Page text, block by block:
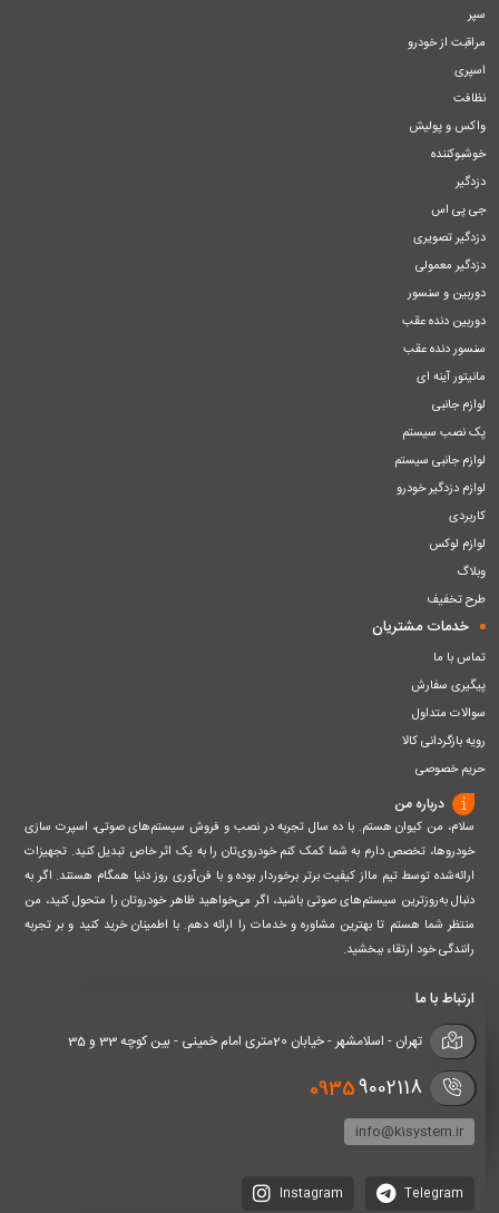
سپر
مراقبت از خودرو
اسپری
نظافت
واکس و پولیش
خوشبوکننده
دزدگیر
جی پی اس
دزدگیر تصویری
دزدگیر معمولی
دوربین و سنسور
دوربین دنده عقب
سنسور دنده عقب
مانیتور آینه ای
لوازم جانبی
پک نصب سیستم
لوازم جانبی سیستم
لوازم دزدگیر خودرو
کاربردی
لوازم لوکس
وبلاگ
طرح تخفیف
خدمات مشتریان
تماس با ما
پیگیری سفارش
سوالات متداول
رویه بازگردانی کالا
حریم خصوصی
درباره من
سلام، من کیوان هستم. با ده سال تجربه در نصب و فروش سیستم‌های صوتی، اسپرت سازی
خودروها، تخصص دارم به شما کمک کنم خودروی‌تان را به یک اثر خاص تبدیل کنید. تجهیزات
ارائه‌شده توسط تیم مااز کیفیت برتر برخوردار بوده و با فن‌آوری روز دنیا همگام هستند. اگر به
دنبال به‌روزترین سیستم‌های صوتی باشید، اگر می‌خواهید ظاهر خودروتان را متحول کنید، من
منتظر شما هستم تا بهترین مشاوره و خدمات را ارائه دهم. با اطمینان خرید کنید و بر تجربه
رانندگی خود ارتقاء ببخشید.
ارتباط با ما
تهران - اسلامشهر - خیابان 20متری امام خمینی - بین کوچه 33 و 35
09359002118
info@k1system.ir
Telegram
Instagram